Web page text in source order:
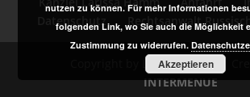
Datenschutz
Rechtsanwalt
Copyright by Larissa Hamm |
INTERMENUE
nutzen zu können. Für mehr Informationen
folgenden Link, wo Sie auch die Möglichkeit
Zustimmung zu widerrufen.
Akzeptieren